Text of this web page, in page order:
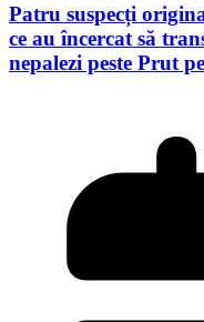
Patru suspecți
ce au încercat să
nepalezi peste Prut